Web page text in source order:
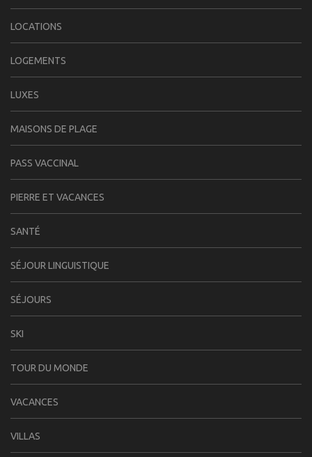
LOCATIONS
LOGEMENTS
LUXES
MAISONS DE PLAGE
PASS VACCINAL
PIERRE ET VACANCES
SANTÉ
SÉJOUR LINGUISTIQUE
SÉJOURS
SKI
TOUR DU MONDE
VACANCES
VILLAS